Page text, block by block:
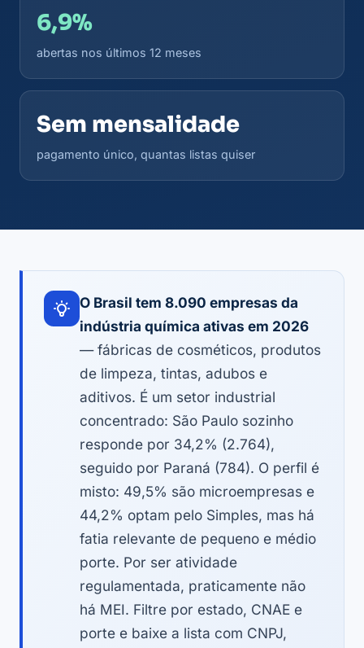
6,9%
abertas nos últimos 12 meses
Sem mensalidade
pagamento único, quantas listas quiser
O Brasil tem 8.090 empresas da
indústria química ativas em 2026
— fábricas de cosméticos, produtos
de limpeza, tintas, adubos e
aditivos. É um setor industrial
concentrado: São Paulo sozinho
responde por 34,2% (2.764),
seguido por Paraná (784). O perfil é
misto: 49,5% são microempresas e
44,2% optam pelo Simples, mas há
fatia relevante de pequeno e médio
porte. Por ser atividade
regulamentada, praticamente não
há MEI. Filtre por estado, CNAE e
porte e baixe a lista com CNPJ,